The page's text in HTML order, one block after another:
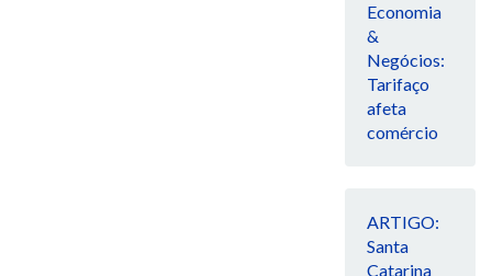
Economia
&
Negócios:
Tarifaço
afeta
comércio
ARTIGO:
Santa
Catarina